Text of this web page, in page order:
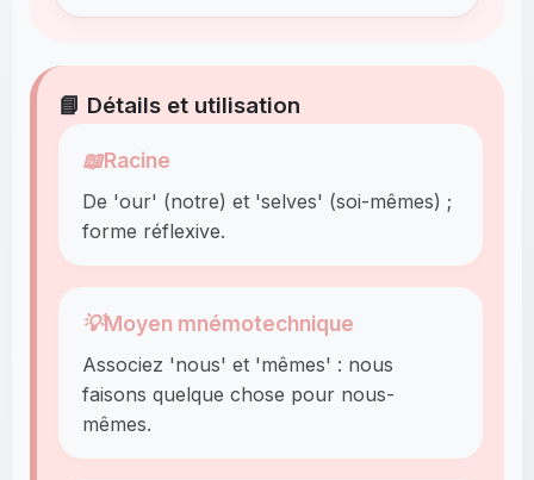
📘 Détails et utilisation
📖Racine
De 'our' (notre) et 'selves' (soi-mêmes) ;
forme réflexive.
💡Moyen mnémotechnique
Associez 'nous' et 'mêmes' : nous
faisons quelque chose pour nous-
mêmes.